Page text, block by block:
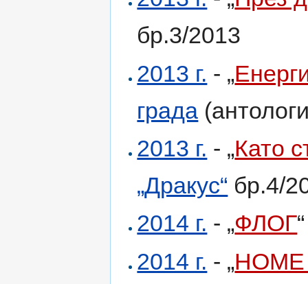
бр.3/2013
2013 г. - „
града
2013 г. - „Като
„Дракус“ бр.4/
2014 г. - „ФЛОГ
2014 г. - „